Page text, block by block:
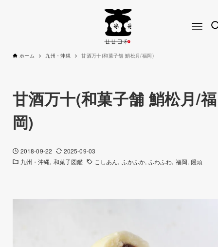
ホーム 九州・沖縄 甘酒万十(和菓子舗 鮹松月/福岡)
甘酒万十(和菓子舗 鮹松月/福
岡)
2018-09-22
2025-09-03
九州・沖縄 和菓子図鑑 こしあん ふかふか ふわふわ 福岡 饅頭